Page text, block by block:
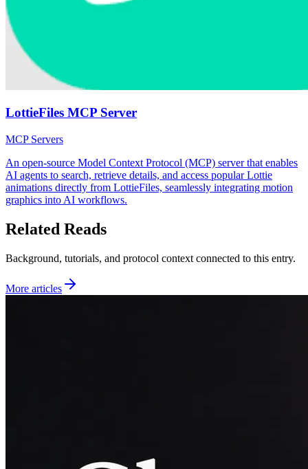
LottieFiles MCP Server
MCP Servers
An open-source Model Context Protocol (MCP) server that enables
AI agents to search, retrieve details, and access popular Lottie
animations directly from LottieFiles, seamlessly integrating motion
graphics into AI workflows.
Related Reads
Background, tutorials, and protocol context connected to this entry.
More articles